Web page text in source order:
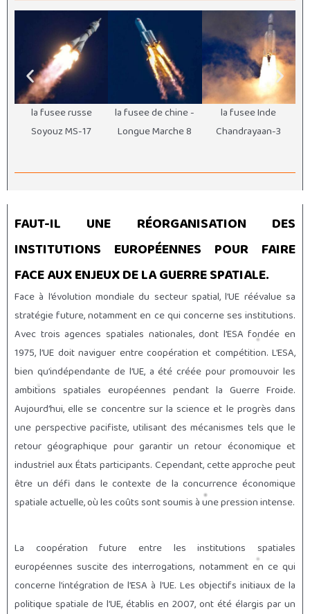
la fusee russe
Soyouz MS-17
la fusee de chine -
Longue Marche 8
la fusee Inde
Chandrayaan-3
FAUT-IL UNE RÉORGANISATION DES
INSTITUTIONS EUROPÉENNES POUR FAIRE
FACE AUX ENJEUX DE LA GUERRE SPATIALE.
Face à l’évolution mondiale du secteur spatial, l’UE réévalue sa
stratégie future, notamment en ce qui concerne ses institutions.
Avec trois agences spatiales nationales, dont l’ESA fondée en
1975, l’UE doit naviguer entre coopération et compétition. L’ESA,
bien qu’indépendante de l’UE, a été créée pour promouvoir les
ambitions spatiales européennes pendant la Guerre Froide.
Aujourd’hui, elle se concentre sur la science et le progrès dans
une perspective pacifiste, utilisant des mécanismes tels que le
retour géographique pour garantir un retour économique et
industriel aux États participants. Cependant, cette approche peut
être un défi dans le contexte de la concurrence économique
spatiale actuelle, où les coûts sont soumis à une pression intense.
La coopération future entre les institutions spatiales
européennes suscite des interrogations, notamment en ce qui
concerne l’intégration de l’ESA à l’UE. Les objectifs initiaux de la
politique spatiale de l’UE, établis en 2007, ont été élargis par un